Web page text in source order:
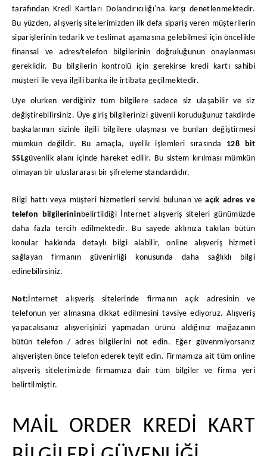
tarafından Kredi Kartları Dolandırıcılığı'na karşı denetlenmektedir.
Bu yüzden, alışveriş sitelerimizden ilk defa sipariş veren müşterilerin
siparişlerinin tedarik ve teslimat aşamasına gelebilmesi için öncelikle
finansal ve adres/telefon bilgilerinin doğruluğunun onaylanması
gereklidir. Bu bilgilerin kontrolü için gerekirse kredi kartı sahibi
müşteri ile veya ilgili banka ile irtibata geçilmektedir.
Üye olurken verdiğiniz tüm bilgilere sadece siz ulaşabilir ve siz
değiştirebilirsiniz. Üye giriş bilgilerinizi güvenli koruduğunuz takdirde
başkalarının sizinle ilgili bilgilere ulaşması ve bunları değiştirmesi
mümkün değildir. Bu amaçla, üyelik işlemleri sırasında 128 bit
SSLgüvenlik alanı içinde hareket edilir. Bu sistem kırılması mümkün
olmayan bir uluslararası bir şifreleme standardıdır.
Bilgi hattı veya müşteri hizmetleri servisi bulunan veaçık adres ve
telefon bilgilerininbelirtildiği İnternet alışveriş siteleri günümüzde
daha fazla tercih edilmektedir. Bu sayede aklınıza takılan bütün
konular hakkında detaylı bilgi alabilir, online alışveriş hizmeti
sağlayan firmanın güvenirliği konusunda daha sağlıklı bilgi
edinebilirsiniz.
Not:İnternet alışveriş sitelerinde firmanın açık adresinin ve
telefonun yer almasına dikkat edilmesini tavsiye ediyoruz. Alışveriş
yapacaksanız alışverişinizi yapmadan ürünü aldığınız mağazanın
bütün telefon / adres bilgilerini not edin. Eğer güvenmiyorsanız
alışverişten önce telefon ederek teyit edin. Firmamıza ait tüm online
alışveriş sitelerimizde firmamıza dair tüm bilgiler ve firma yeri
belirtilmiştir.
MAİL ORDER KREDİ KART